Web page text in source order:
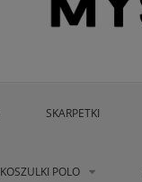
SKARPETKI
KOSZULKI POLO